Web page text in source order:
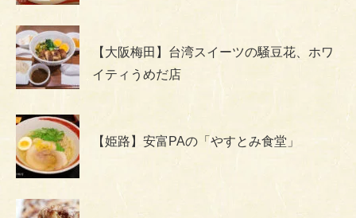
【大阪梅田】台湾スイーツの騒豆花、ホワ
イティうめだ店
【姫路】安富PAの「やすとみ食堂」